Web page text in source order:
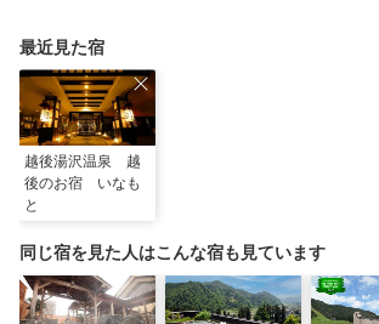
最近見た宿
越後湯沢温泉 越
後のお宿 いなも
と
同じ宿を見た人はこんな宿も見ています